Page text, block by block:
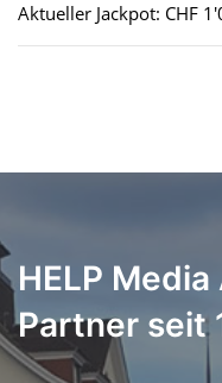
Aktueller Jackpot: CHF
HELP
Partner seit